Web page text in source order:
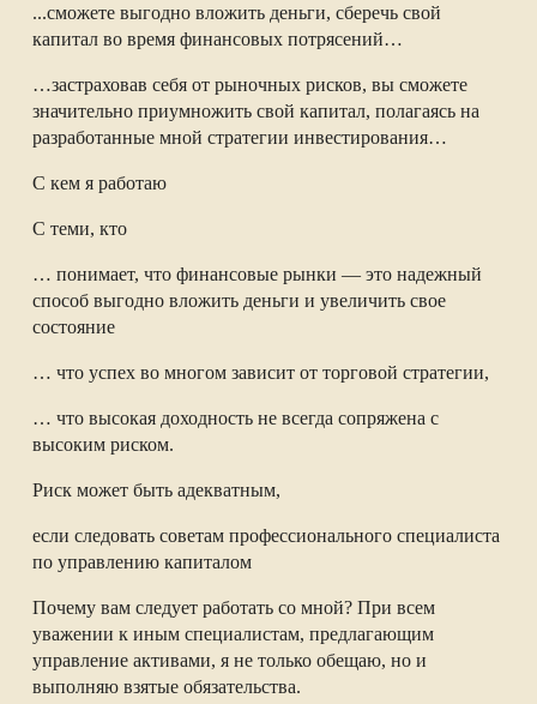
...сможете выгодно вложить деньги, сберечь свой
капитал во время финансовых потрясений…
…застраховав себя от рыночных рисков, вы сможете
значительно приумножить свой капитал, полагаясь на
разработанные мной стратегии инвестирования…
С кем я работаю
С теми, кто
… понимает, что финансовые рынки — это надежный
способ выгодно вложить деньги и увеличить свое
состояние
… что успех во многом зависит от торговой стратегии,
… что высокая доходность не всегда сопряжена с
высоким риском.
Риск может быть адекватным,
если следовать советам профессионального специалиста
по управлению капиталом
Почему вам следует работать со мной? При всем
уважении к иным специалистам, предлагающим
управление активами, я не только обещаю, но и
выполняю взятые обязательства.